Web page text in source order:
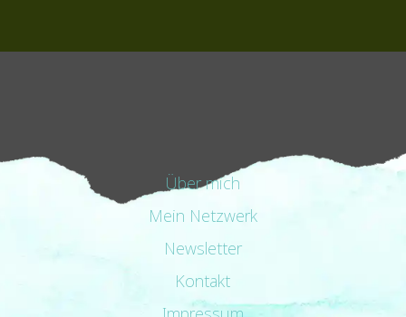
Über mich
Mein Netzwerk
Newsletter
Kontakt